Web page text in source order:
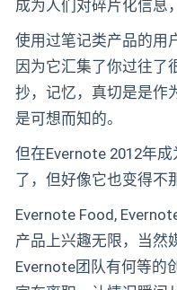
成为人们对碎片化信息
使用过笔记类产品的用
因为它汇集了你过往了
抄，记忆，真切是是作
是可想而知的。
但在Evernote 2012年
了，但好像它也变得不
Evernote Food,
产品上兴趣无限，当然
Evernote团队有何等的